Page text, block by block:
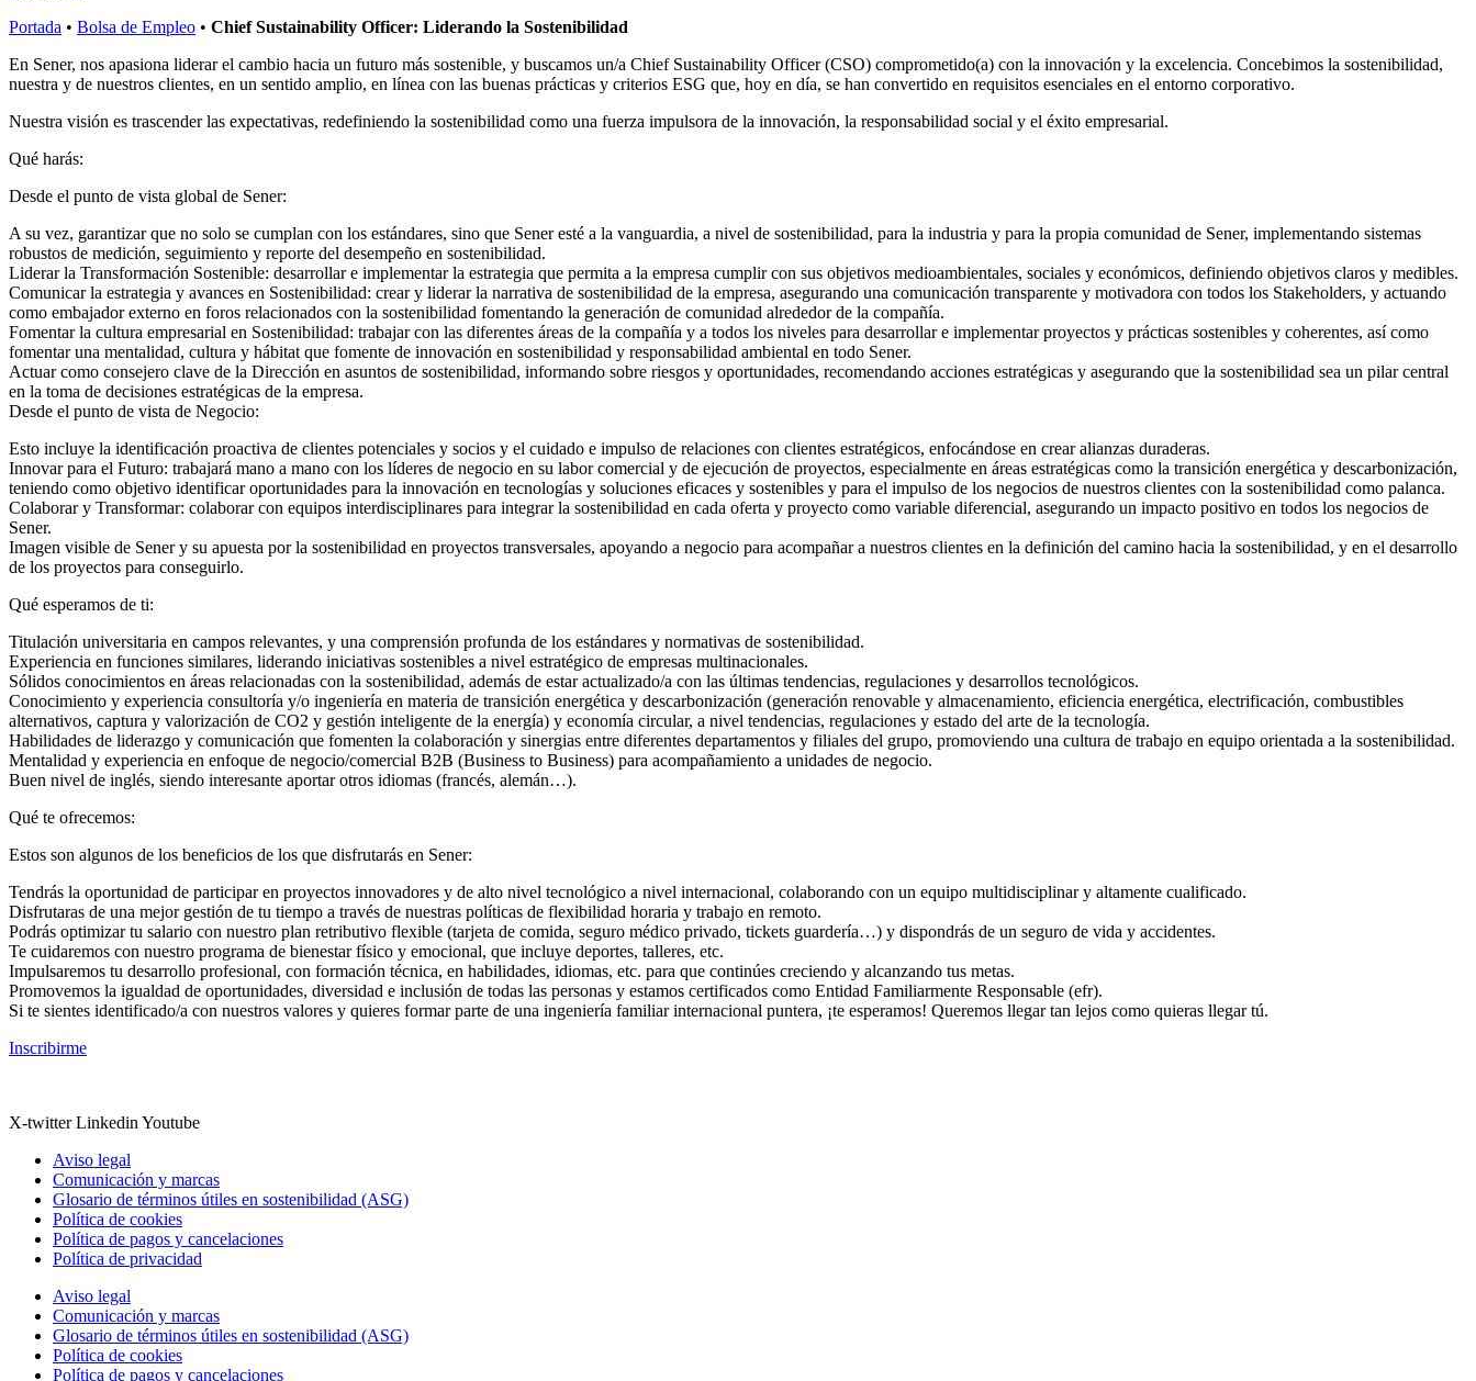
Portada • Bolsa de Empleo • Chief Sustainability Officer: Liderando la Sostenibilidad
En Sener, nos apasiona liderar el cambio hacia un futuro más sostenible, y buscamos un/a Chief Sustainability Officer (CSO) comprometido(a) con la innovación y la excelencia. Concebimos la sostenibilidad,
nuestra y de nuestros clientes, en un sentido amplio, en línea con las buenas prácticas y criterios ESG que, hoy en día, se han convertido en requisitos esenciales en el entorno corporativo.
Nuestra visión es trascender las expectativas, redefiniendo la sostenibilidad como una fuerza impulsora de la innovación, la responsabilidad social y el éxito empresarial.
Qué harás:
Desde el punto de vista global de Sener:
A su vez, garantizar que no solo se cumplan con los estándares, sino que Sener esté a la vanguardia, a nivel de sostenibilidad, para la industria y para la propia comunidad de Sener, implementando sistemas
robustos de medición, seguimiento y reporte del desempeño en sostenibilidad.
Liderar la Transformación Sostenible: desarrollar e implementar la estrategia que permita a la empresa cumplir con sus objetivos medioambientales, sociales y económicos, definiendo objetivos claros y medibles.
Comunicar la estrategia y avances en Sostenibilidad: crear y liderar la narrativa de sostenibilidad de la empresa, asegurando una comunicación transparente y motivadora con todos los Stakeholders, y actuando
como embajador externo en foros relacionados con la sostenibilidad fomentando la generación de comunidad alrededor de la compañía.
Fomentar la cultura empresarial en Sostenibilidad: trabajar con las diferentes áreas de la compañía y a todos los niveles para desarrollar e implementar proyectos y prácticas sostenibles y coherentes, así como
fomentar una mentalidad, cultura y hábitat que fomente de innovación en sostenibilidad y responsabilidad ambiental en todo Sener.
Actuar como consejero clave de la Dirección en asuntos de sostenibilidad, informando sobre riesgos y oportunidades, recomendando acciones estratégicas y asegurando que la sostenibilidad sea un pilar central
en la toma de decisiones estratégicas de la empresa.
Desde el punto de vista de Negocio:
Esto incluye la identificación proactiva de clientes potenciales y socios y el cuidado e impulso de relaciones con clientes estratégicos, enfocándose en crear alianzas duraderas.
Innovar para el Futuro: trabajará mano a mano con los líderes de negocio en su labor comercial y de ejecución de proyectos, especialmente en áreas estratégicas como la transición energética y descarbonización,
teniendo como objetivo identificar oportunidades para la innovación en tecnologías y soluciones eficaces y sostenibles y para el impulso de los negocios de nuestros clientes con la sostenibilidad como palanca.
Colaborar y Transformar: colaborar con equipos interdisciplinares para integrar la sostenibilidad en cada oferta y proyecto como variable diferencial, asegurando un impacto positivo en todos los negocios de
Sener.
Imagen visible de Sener y su apuesta por la sostenibilidad en proyectos transversales, apoyando a negocio para acompañar a nuestros clientes en la definición del camino hacia la sostenibilidad, y en el desarrollo
de los proyectos para conseguirlo.
Qué esperamos de ti:
Titulación universitaria en campos relevantes, y una comprensión profunda de los estándares y normativas de sostenibilidad.
Experiencia en funciones similares, liderando iniciativas sostenibles a nivel estratégico de empresas multinacionales.
Sólidos conocimientos en áreas relacionadas con la sostenibilidad, además de estar actualizado/a con las últimas tendencias, regulaciones y desarrollos tecnológicos.
Conocimiento y experiencia consultoría y/o ingeniería en materia de transición energética y descarbonización (generación renovable y almacenamiento, eficiencia energética, electrificación, combustibles
alternativos, captura y valorización de CO2 y gestión inteligente de la energía) y economía circular, a nivel tendencias, regulaciones y estado del arte de la tecnología.
Habilidades de liderazgo y comunicación que fomenten la colaboración y sinergias entre diferentes departamentos y filiales del grupo, promoviendo una cultura de trabajo en equipo orientada a la sostenibilidad.
Mentalidad y experiencia en enfoque de negocio/comercial B2B (Business to Business) para acompañamiento a unidades de negocio.
Buen nivel de inglés, siendo interesante aportar otros idiomas (francés, alemán…).
Qué te ofrecemos:
Estos son algunos de los beneficios de los que disfrutarás en Sener:
Tendrás la oportunidad de participar en proyectos innovadores y de alto nivel tecnológico a nivel internacional, colaborando con un equipo multidisciplinar y altamente cualificado.
Disfrutaras de una mejor gestión de tu tiempo a través de nuestras políticas de flexibilidad horaria y trabajo en remoto.
Podrás optimizar tu salario con nuestro plan retributivo flexible (tarjeta de comida, seguro médico privado, tickets guardería…) y dispondrás de un seguro de vida y accidentes.
Te cuidaremos con nuestro programa de bienestar físico y emocional, que incluye deportes, talleres, etc.
Impulsaremos tu desarrollo profesional, con formación técnica, en habilidades, idiomas, etc. para que continúes creciendo y alcanzando tus metas.
Promovemos la igualdad de oportunidades, diversidad e inclusión de todas las personas y estamos certificados como Entidad Familiarmente Responsable (efr).
Si te sientes identificado/a con nuestros valores y quieres formar parte de una ingeniería familiar internacional puntera, ¡te esperamos! Queremos llegar tan lejos como quieras llegar tú.
Inscribirme
X-twitter Linkedin Youtube
Aviso legal
Comunicación y marcas
Glosario de términos útiles en sostenibilidad (ASG)
Política de cookies
Política de pagos y cancelaciones
Política de privacidad
Aviso legal
Comunicación y marcas
Glosario de términos útiles en sostenibilidad (ASG)
Política de cookies
Política de pagos y cancelaciones